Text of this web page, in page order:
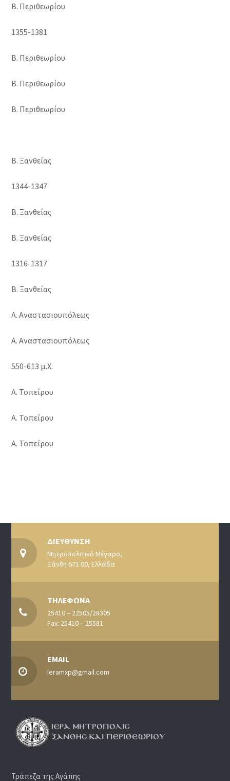
Β. Περιθεωρίου
1355-1381
Β. Περιθεωρίου
Β. Περιθεωρίου
Β. Περιθεωρίου
Β. Ξανθείας
1344-1347
Β. Ξανθείας
Β. Ξανθείας
1316-1317
Β. Ξανθείας
Α. Αναστασιουπόλεως
Α. Αναστασιουπόλεως
550-613 μ.Χ.
Α. Τοπείρου
Α. Τοπείρου
Α. Τοπείρου
ΔΙΕΥΘΥΝΣΗ
Μητροπολιτικό Μέγαρο,
Ξάνθη 671 00, Ελλάδα
ΤΗΛΕΦΩΝΑ
25410 – 22505/28305
Fax: 25410 – 25581
EMAIL
ieramxp@gmail.com
Τράπεζα της Αγάπης